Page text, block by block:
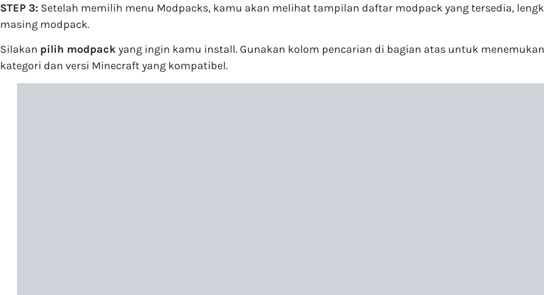
STEP 3: Setelah memilih menu Modpacks, kamu akan melihat tampilan daftar modpack yang tersedia,
masing modpack.
Silakan pilih modpack yang ingin kamu install. Gunakan kolom pencarian di bagian atas untuk
kategori dan versi Minecraft yang kompatibel.